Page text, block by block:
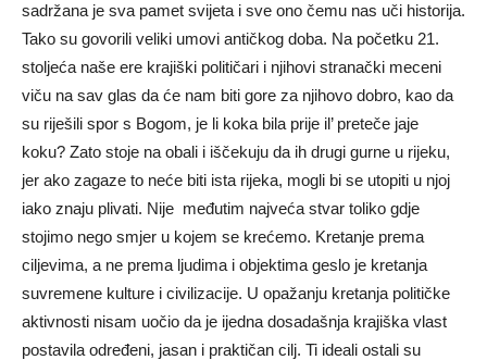
sadržana je sva pamet svijeta i sve ono čemu nas uči historija.
Tako su govorili veliki umovi antičkog doba. Na početku 21.
stoljeća naše ere krajiški političari i njihovi stranački meceni
viču na sav glas da će nam biti gore za njihovo dobro, kao da
su riješili spor s Bogom, je li koka bila prije il’ preteče jaje
koku? Zato stoje na obali i iščekuju da ih drugi gurne u rijeku,
jer ako zagaze to neće biti ista rijeka, mogli bi se utopiti u njoj
iako znaju plivati. Nije međutim najveća stvar toliko gdje
stojimo nego smjer u kojem se krećemo. Kretanje prema
ciljevima, a ne prema ljudima i objektima geslo je kretanja
suvremene kulture i civilizacije. U opažanju kretanja političke
aktivnosti nisam uočio da je ijedna dosadašnja krajiška vlast
postavila određeni, jasan i praktičan cilj. Ti ideali ostali su